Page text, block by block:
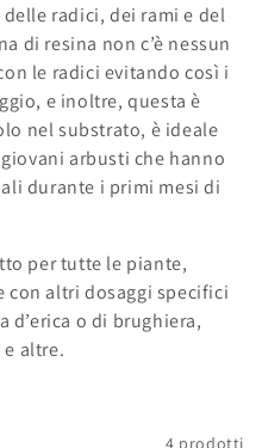
radici, dei rami e del
di resina non c’è nessun
le radici evitando così i
e inoltre, questa è
nel substrato, è ideale
arbusti che hanno
durante i primi mesi di
per tutte le piante,
altri dosaggi specifici
d’erica o di brughiera,
altre.
4 prodotti